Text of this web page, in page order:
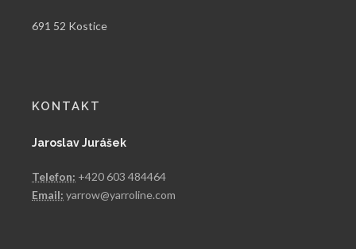
691 52 Kostice
KONTAKT
Jaroslav Jurášek
Telefon: +420 603 484464
Email: yarrow@yarroline.com